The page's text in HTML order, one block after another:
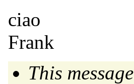
ciao
Frank
This message